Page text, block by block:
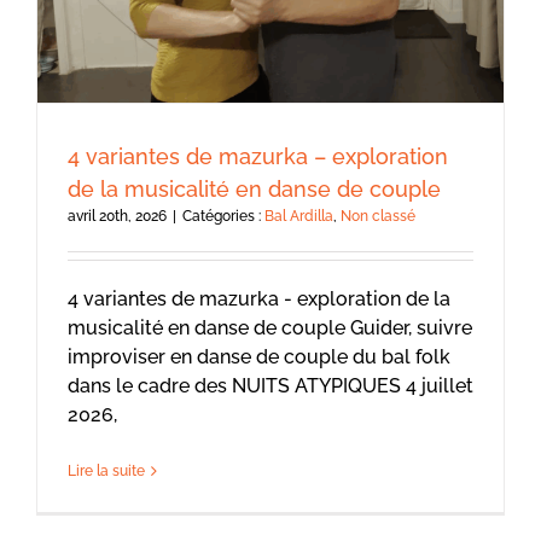
4 variantes de mazurka – exploration
de la musicalité en danse de couple
avril 20th, 2026 | Catégories : Bal Ardilla Non classé
4 variantes de mazurka - exploration de la
musicalité en danse de couple Guider, suivre
improviser en danse de couple du bal folk
dans le cadre des NUITS ATYPIQUES 4 juillet
2026,
Lire la suite